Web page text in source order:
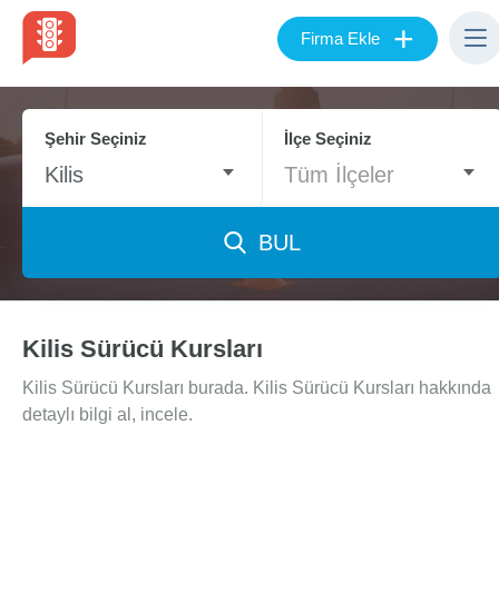
Firma Ekle +
Şehir Seçiniz
Kilis
İlçe Seçiniz
Tüm İlçeler
BUL
Kilis Sürücü Kursları
Kilis Sürücü Kursları burada. Kilis Sürücü Kursları hakkında
detaylı bilgi al, incele.